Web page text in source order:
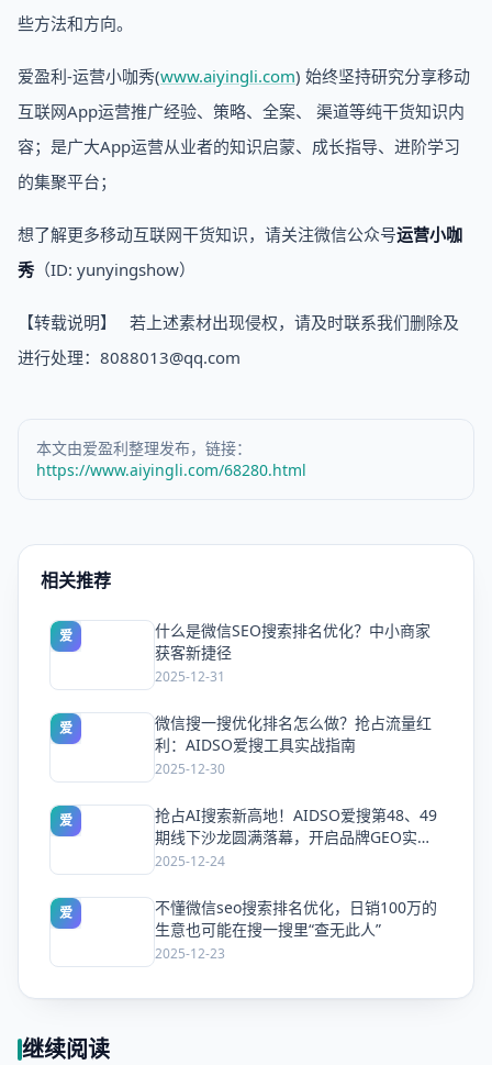
些方法和方向。
爱盈利-运营小咖秀(www.aiyingli.com) 始终坚持研究分享移动
互联网App运营推广经验、策略、全案、 渠道等纯干货知识内
容；是广大App运营从业者的知识启蒙、成长指导、进阶学习
的集聚平台；
想了解更多移动互联网干货知识，请关注微信公众号运营小咖
秀（ID: yunyingshow）
【转载说明】 若上述素材出现侵权，请及时联系我们删除及
进行处理：8088013@qq.com
本文由爱盈利整理发布，链接：
https://www.aiyingli.com/68280.html
相关推荐
爱
什么是微信SEO搜索排名优化？中小商家
获客新捷径
2025-12-31
爱
微信搜一搜优化排名怎么做？抢占流量红
利：AIDSO爱搜工具实战指南
2025-12-30
爱
抢占AI搜索新高地！AIDSO爱搜第48、49
期线下沙龙圆满落幕，开启品牌GEO实战
新纪元
2025-12-24
爱
不懂微信seo搜索排名优化，日销100万的
生意也可能在搜一搜里“查无此人”
2025-12-23
继续阅读